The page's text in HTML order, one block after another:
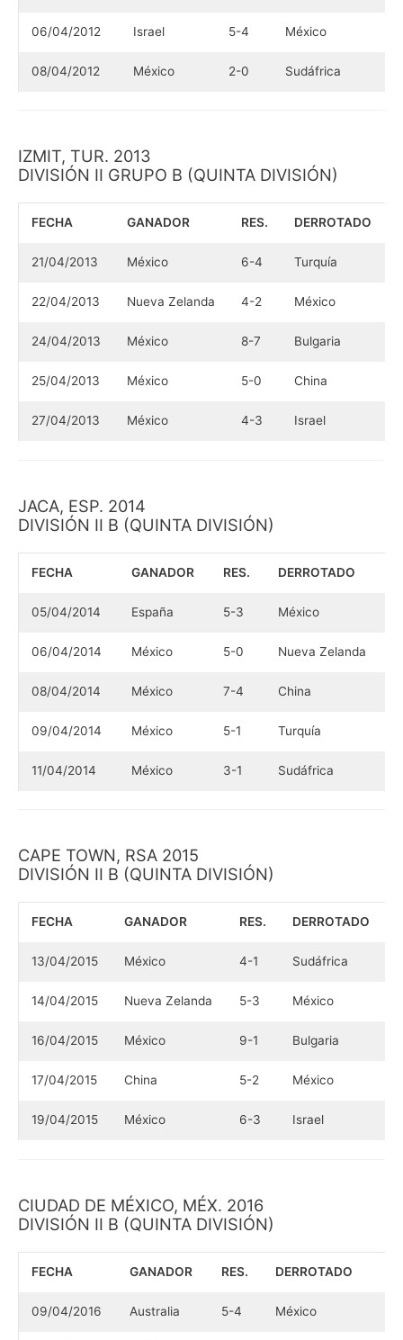
06/04/2012 Israel 5-4 México
08/04/2012 México 2-0 Sudáfrica
IZMIT, TUR. 2013
DIVISIÓN II GRUPO B (QUINTA DIVISIÓN)
FECHA GANADOR RES. DERROTADO
21/04/2013 México 6-4 Turquía
22/04/2013 Nueva Zelanda 4-2 México
24/04/2013 México 8-7 Bulgaria
25/04/2013 México 5-0 China
27/04/2013 México 4-3 Israel
JACA, ESP. 2014
DIVISIÓN II B (QUINTA DIVISIÓN)
FECHA GANADOR RES. DERROTADO
05/04/2014 España 5-3 México
06/04/2014 México 5-0 Nueva Zelanda
08/04/2014 México 7-4 China
09/04/2014 México 5-1 Turquía
11/04/2014 México 3-1 Sudáfrica
CAPE TOWN, RSA 2015
DIVISIÓN II B (QUINTA DIVISIÓN)
FECHA GANADOR RES. DERROTADO
13/04/2015 México 4-1 Sudáfrica
14/04/2015 Nueva Zelanda 5-3 México
16/04/2015 México 9-1 Bulgaria
17/04/2015 China 5-2 México
19/04/2015 México 6-3 Israel
CIUDAD DE MÉXICO, MÉX. 2016
DIVISIÓN II B (QUINTA DIVISIÓN)
FECHA GANADOR RES. DERROTADO
09/04/2016 Australia 5-4 México